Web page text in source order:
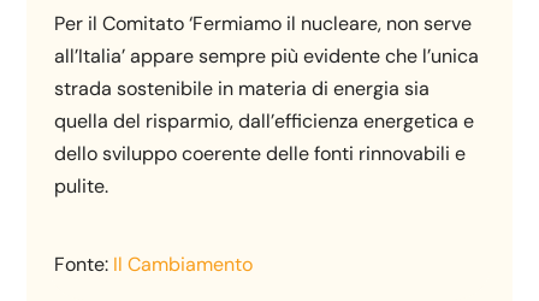
Per il Comitato ‘Fermiamo il nucleare, non serve
all’Italia’ appare sempre più evidente che l’unica
strada sostenibile in materia di energia sia
quella del risparmio, dall’efficienza energetica e
dello sviluppo coerente delle fonti rinnovabili e
pulite.
Fonte: Il Cambiamento